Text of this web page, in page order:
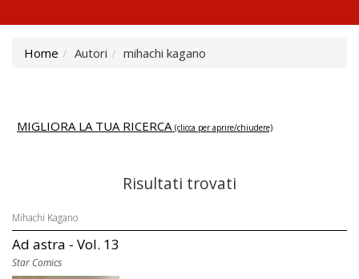
Home Autori mihachi kagano
MIGLIORA LA TUA RICERCA (clicca per aprire/chiudere)
Risultati trovati
Mihachi Kagano
Ad astra - Vol. 13
Star Comics